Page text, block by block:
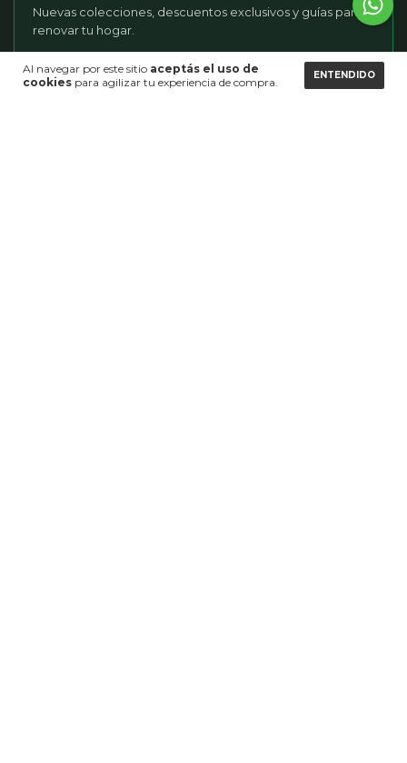
Al navegar por este sitio aceptás el uso de
cookies para agilizar tu experiencia de compra.
ENTENDIDO
Nuevas colecciones, descuentos exclusivos y guías para
renovar tu hogar.
SUSCRIBIRME